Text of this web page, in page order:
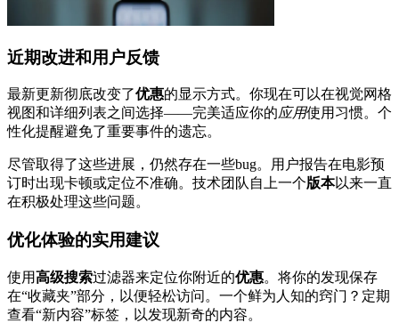
近期改进和用户反馈
最新更新彻底改变了优惠的显示方式。你现在可以在视觉网格
视图和详细列表之间选择——完美适应你的应用使用习惯。个
性化提醒避免了重要事件的遗忘。
尽管取得了这些进展，仍然存在一些bug。用户报告在电影预
订时出现卡顿或定位不准确。技术团队自上一个版本以来一直
在积极处理这些问题。
优化体验的实用建议
使用高级搜索过滤器来定位你附近的优惠。将你的发现保存
在“收藏夹”部分，以便轻松访问。一个鲜为人知的窍门？定期
查看“新内容”标签，以发现新奇的内容。